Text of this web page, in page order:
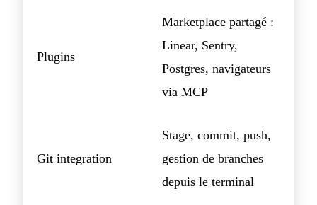
Plugins
Marketplace partagé :
Linear, Sentry,
Postgres, navigateurs
via MCP
Git integration
Stage, commit, push,
gestion de branches
depuis le terminal